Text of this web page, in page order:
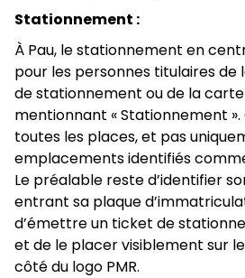
Stationnement :
À Pau, le stationnement en
pour les personnes titulaires
de stationnement ou de la
mentionnant « Stationnement
toutes les places, et pas
emplacements identifiés
Le préalable reste d’identifier
entrant sa plaque
d’émettre un ticket de
et de le placer visiblement sur
côté du logo PMR.